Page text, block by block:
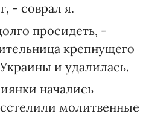
- соврал я.
просидеть, -
крепнущего
и удалилась.
начались
молитвенные